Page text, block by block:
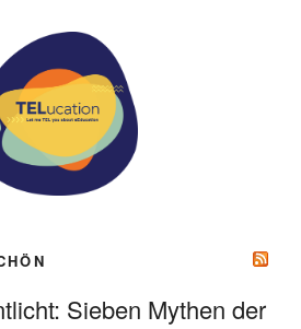
Sieben Mythen der